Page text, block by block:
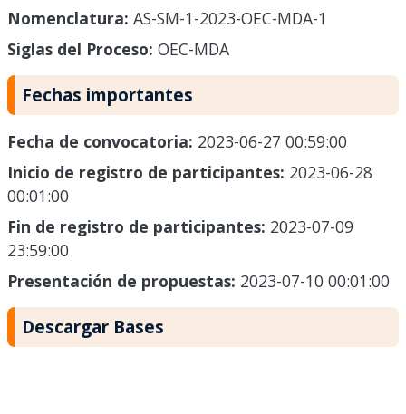
Nomenclatura: AS-SM-1-2023-OEC-MDA-1
Siglas del Proceso: OEC-MDA
Fechas importantes
Fecha de convocatoria: 2023-06-27 00:59:00
Inicio de registro de participantes: 2023-06-28
00:01:00
Fin de registro de participantes: 2023-07-09
23:59:00
Presentación de propuestas: 2023-07-10 00:01:00
Descargar Bases